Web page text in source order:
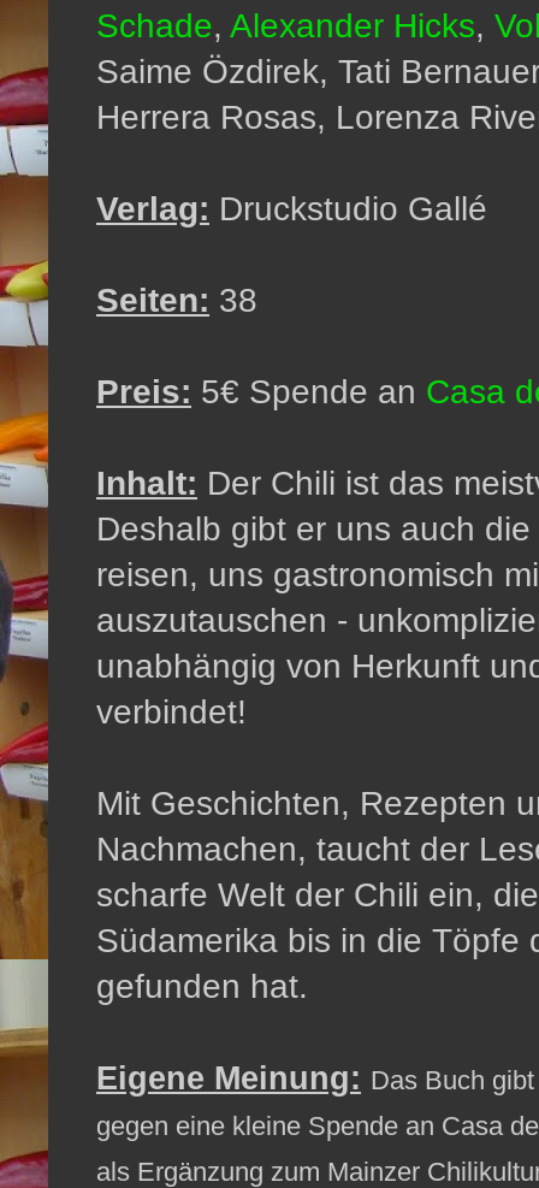
Schade, Alexander Hicks,
Saime Özdirek, Tati
Herrera Rosas, Lorenza
Verlag: Druckstudio Gallé
Seiten: 38
Preis: 5€ Spende an Casa
Inhalt: Der Chili ist das
Deshalb gibt er uns auch
reisen, uns gastronomisch
auszutauschen -
unabhängig von Herkunft
verbindet!
Mit Geschichten, Rezepten
Nachmachen, taucht der
scharfe Welt der Chili ein,
Südamerika bis in die Töpfe
gefunden hat.
Eigene Meinung: Das Buch
gegen eine kleine Spende an Casa
als Ergänzung zum Mainzer